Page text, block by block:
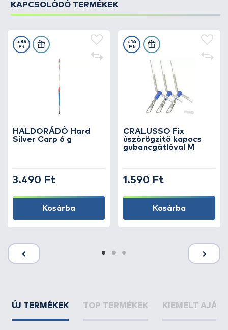
KAPCSOLÓDÓ TERMÉKEK
HALDORÁDÓ Hard
Silver Carp 6 g
+35
Ft
3.490 Ft
Kosárba
CRALUSSO Fix
úszórögzítő kapocs
gubancgátlóval M
+16
Ft
1.590 Ft
Kosárba
ÚJ TERMÉKEK TOP TERMÉKEK KIEMELT